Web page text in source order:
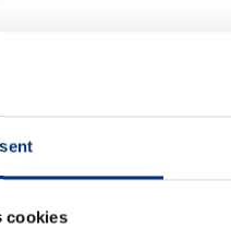
cookies
Juan de Benalmádena
de feria con conciertos
actuaciones